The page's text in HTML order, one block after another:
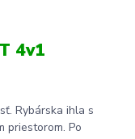
4v1
Rybárska ihla s
priestorom. Po